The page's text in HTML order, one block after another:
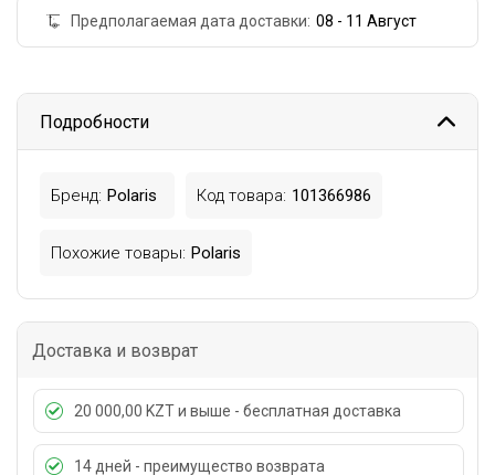
Предполагаемая дата доставки: 08 - 11 Август
Подробности
Бренд: Polaris Код товара: 101366986
Похожие товары: Polaris
Доставка и возврат
20 000,00 KZT и выше - бесплатная доставка
14 дней - преимущество возврата